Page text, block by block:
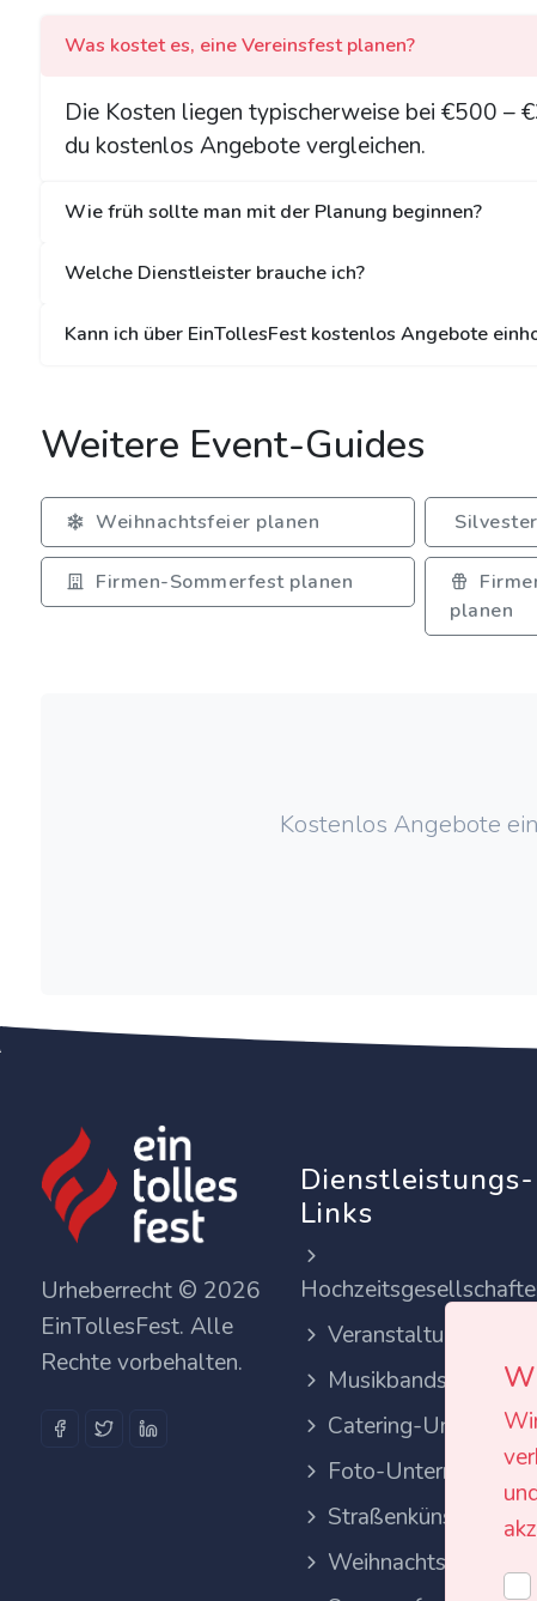
Was kostet es, eine Vereinsfest planen?
Die Kosten liegen typischerweise bei €500 –
du kostenlos Angebote vergleichen.
Wie früh sollte man mit der Planung beginnen?
Welche Dienstleister brauche ich?
Kann ich über EinTollesFest kostenlos Angebote
Weitere Event-Guides
Weihnachtsfeier planen
Firmen-Sommerfest planen
planen
Kostenlos Angebote
Urheberrecht © 2026
EinTollesFest. Alle
Rechte vorbehalten.
Dienstleistungs-
Links
Veranstaltungsortes
Musikbands
Catering-
Foto-Unternehmen
Straßenkünstler
Weihnachtsfeier